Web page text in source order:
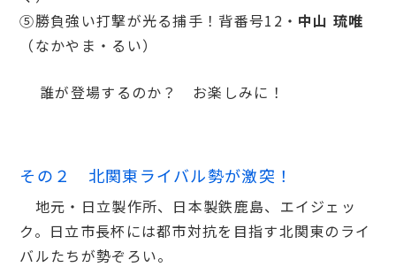
⑤勝負強い打撃が光る捕手！背番号12・ 中山 琉唯
（なかやま・るい）
誰が登場するのか？ お楽しみに！
その２ 北関東ライバル勢が激突！
地元・日立製作所、日本製鉄鹿島、エイジェッ
ク。日立市長杯には都市対抗を目指す北関東のライ
バルたちが勢ぞろい。